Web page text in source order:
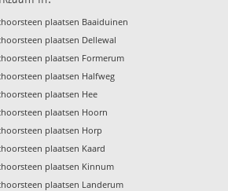
plaatsen Baaiduinen
plaatsen Dellewal
plaatsen Formerum
plaatsen Halfweg
plaatsen Hee
plaatsen Hoorn
plaatsen Horp
plaatsen Kaard
plaatsen Kinnum
plaatsen Landerum